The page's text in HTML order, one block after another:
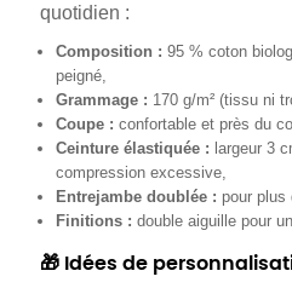
quotidien :
Composition : 95 % coton
peigné,
Grammage : 170 g/m² (tissu ni
Coupe : confortable et près du
Ceinture élastiquée : largeur 3
compression excessive,
Entrejambe doublée : pour plus
Finitions : double aiguille pour
🎁 Idées de